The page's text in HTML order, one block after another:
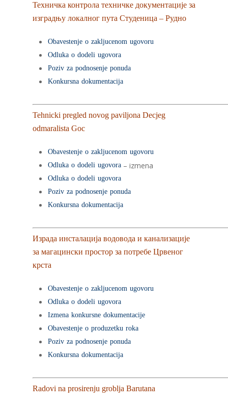
Техничка контрола техничке документације за
изградњу локалног пута Студеница – Рудно
Obavestenje o zakljucenom ugovoru
Odluka o dodeli ugovora
Poziv za podnosenje ponuda
Konkursna dokumentacija
Tehnicki pregled novog paviljona Decjeg
odmaralista Goc
Obavestenje o zakljucenom ugovoru
Odluka o dodeli ugovora – izmena
Odluka o dodeli ugovora
Poziv za podnosenje ponuda
Konkursna dokumentacija
Израда инсталација водовода и канализације
за магацински простор за потребе Црвеног
крста
Obavestenje o zakljucenom ugovoru
Odluka o dodeli ugovora
Izmena konkursne dokumentacije
Obavestenje o produzetku roka
Poziv za podnosenje ponuda
Konkursna dokumentacija
Radovi na prosirenju groblja Barutana